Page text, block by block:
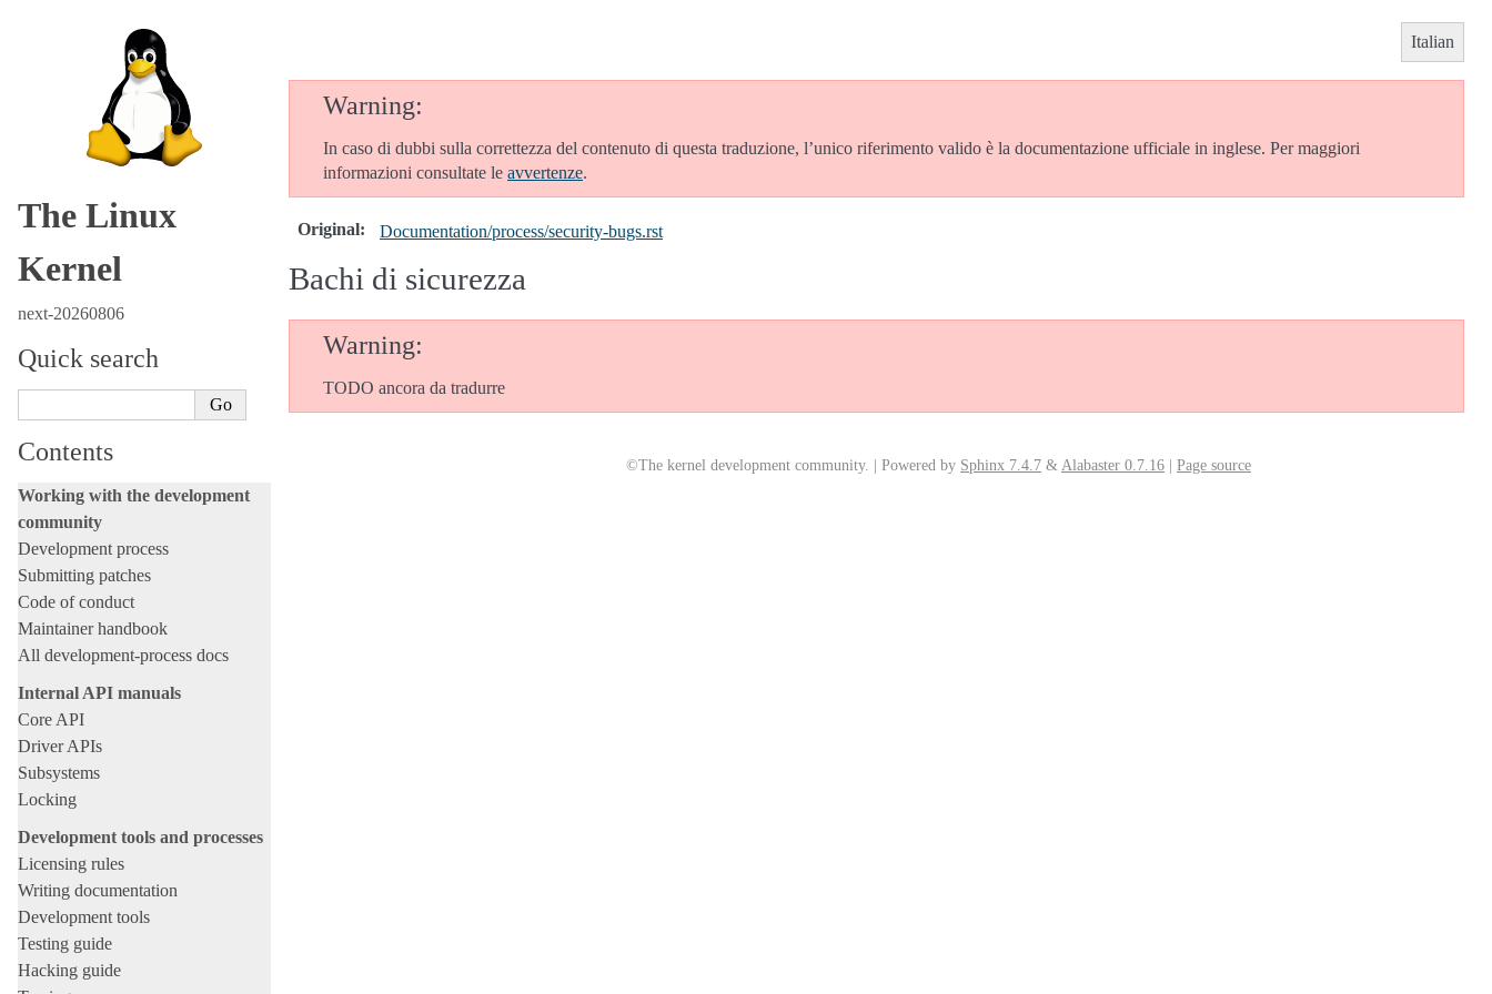
The Linux
Kernel
next-20260806
Quick search
Contents
Working with the development
community
Development process
Submitting patches
Code of conduct
Maintainer handbook
All development-process docs
Internal API manuals
Core API
Driver APIs
Subsystems
Locking
Development tools and processes
Licensing rules
Writing documentation
Development tools
Testing guide
Hacking guide
Italian
Warning
In caso di dubbi sulla correttezza del contenuto di questa traduzione, l’unico riferimento valido è la documentazione ufficiale in inglese. Per maggiori
informazioni consultate le avvertenze.
Original: Documentation/process/security-bugs.rst
Bachi di sicurezza
Warning
TODO ancora da tradurre
©The kernel development community. | Powered by Sphinx 7.4.7 & Alabaster 0.7.16 Page source